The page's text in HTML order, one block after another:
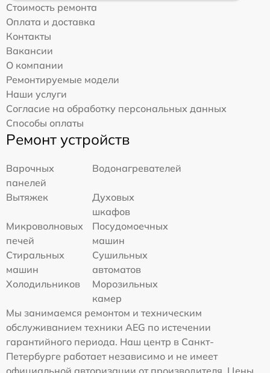
Стоимость ремонта
Оплата и доставка
Контакты
Вакансии
О компании
Ремонтируемые модели
Наши услуги
Согласие на обработку персональных данных
Способы оплаты
Ремонт устройств
Варочных
панелей
Водонагревателей
Вытяжек
Духовых
шкафов
Микроволновых
печей
Посудомоечных
машин
Стиральных
машин
Сушильных
автоматов
Холодильников
Морозильных
камер
Мы занимаемся ремонтом и техническим
обслуживанием техники AEG по истечении
гарантийного периода. Наш центр в Санкт-
Петербурге работает независимо и не имеет
официальной авторизации от производителя. Цены